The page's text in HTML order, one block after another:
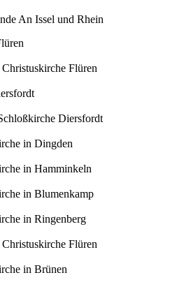
An Issel und Rhein
Flüren
Diersfordt
in Dingden
in Hamminkeln
in Blumenkamp
in Ringenberg
Flüren
in Brünen